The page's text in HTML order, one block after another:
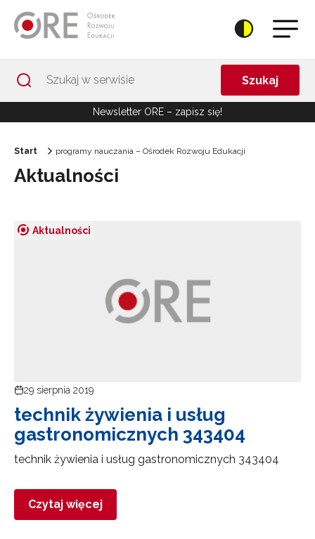
Szukaj
Newsletter ORE – zapisz się!
Start programy nauczania – Ośrodek Rozwoju Edukacji
Aktualności
Aktualności
29 sierpnia 2019
technik żywienia i usług
gastronomicznych 343404
technik żywienia i usług gastronomicznych 343404
Czytaj więcej